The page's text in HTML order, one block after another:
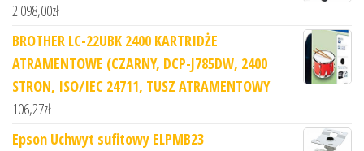
2 098,00zł
BROTHER LC-22UBK 2400 KARTRIDŻE
ATRAMENTOWE (CZARNY, DCP-J785DW, 2400
STRON, ISO/IEC 24711, TUSZ ATRAMENTOWY
106,27zł
Epson Uchwyt sufitowy ELPMB23